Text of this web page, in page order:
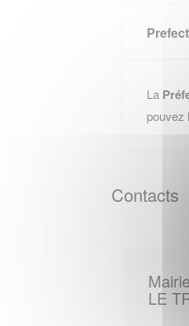
La
pouvez
Contacts
Mairie
LE